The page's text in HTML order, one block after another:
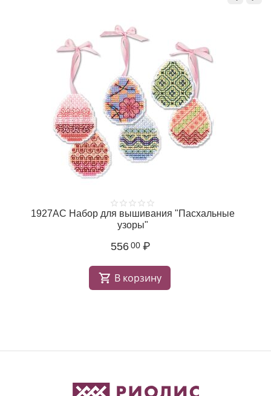
1927АС Набор для вышивания "Пасхальные
узоры"
556 00 ₽
В корзину